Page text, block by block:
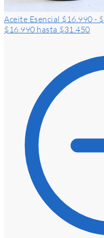
Aceite Esencial $16.990 - $
$16.990 hasta $31.450